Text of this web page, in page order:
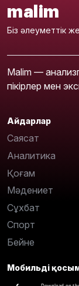
malim
Біз әлеуметтік
Malim —
пікірлер мен
Айдарлар
Саясат
Аналитика
Қоғам
Мәдениет
Сұхбат
Спорт
Бейне
Мобильді